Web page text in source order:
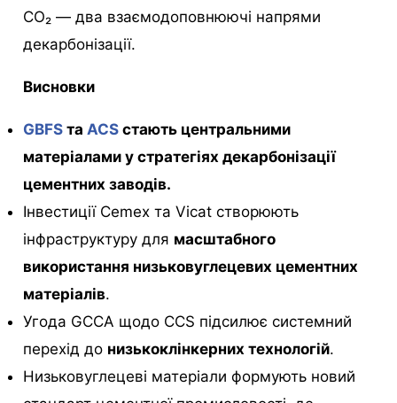
CO₂ — два взаємодоповнюючі напрями
декарбонізації.
Висновки
GBFS таACS стають центральними
матеріалами у стратегіях декарбонізації
цементних заводів.
Інвестиції Cemex та Vicat створюють
інфраструктуру для масштабного
використання низьковуглецевих цементних
матеріалів.
Угода GCCA щодо CCS підсилює системний
перехід до низькоклінкерних технологій.
Низьковуглецеві матеріали формують новий